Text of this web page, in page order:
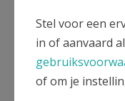
Deel dit artikel
Stel voor een
in of aanvaard
of om je